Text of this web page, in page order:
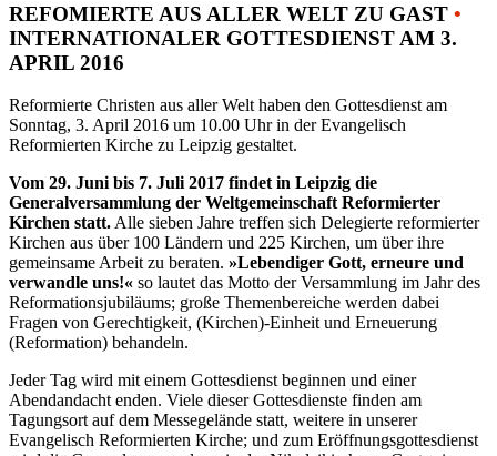
REFOMIERTE AUS ALLER WELT ZU GAST •
INTERNATIONALER GOTTESDIENST AM 3.
APRIL 2016
Reformierte Christen aus aller Welt haben den Gottesdienst am
Sonntag, 3. April 2016 um 10.00 Uhr in der Evangelisch
Reformierten Kirche zu Leipzig gestaltet.
Vom 29. Juni bis 7. Juli 2017 findet in Leipzig die
Generalversammlung der Weltgemeinschaft Reformierter
Kirchen statt.Alle sieben Jahre treffen sich Delegierte reformierter
Kirchen aus über 100 Ländern und 225 Kirchen, um über ihre
gemeinsame Arbeit zu beraten. »Lebendiger Gott, erneure und
verwandle uns!« so lautet das Motto der Versammlung im Jahr des
Reformationsjubiläums; große Themenbereiche werden dabei
Fragen von Gerechtigkeit, (Kirchen)-Einheit und Erneuerung
(Reformation) behandeln.
Jeder Tag wird mit einem Gottesdienst beginnen und einer
Abendandacht enden. Viele dieser Gottesdienste finden am
Tagungsort auf dem Messegelände statt, weitere in unserer
Evangelisch Reformierten Kirche; und zum Eröffnungsgottesdienst